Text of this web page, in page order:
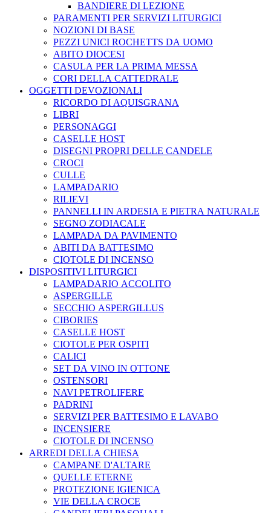
BANDIERE DI LEZIONE
PARAMENTI PER SERVIZI LITURGICI
NOZIONI DI BASE
PEZZI UNICI ROCHETTS DA UOMO
ABITO DIOCESI
CASULA PER LA PRIMA MESSA
CORI DELLA CATTEDRALE
OGGETTI DEVOZIONALI
RICORDO DI AQUISGRANA
LIBRI
PERSONAGGI
CASELLE HOST
DISEGNI PROPRI DELLE CANDELE
CROCI
CULLE
LAMPADARIO
RILIEVI
PANNELLI IN ARDESIA E PIETRA NATURALE
SEGNO ZODIACALE
LAMPADA DA PAVIMENTO
ABITI DA BATTESIMO
CIOTOLE DI INCENSO
DISPOSITIVI LITURGICI
LAMPADARIO ACCOLITO
ASPERGILLE
SECCHIO ASPERGILLUS
CIBORIES
CASELLE HOST
CIOTOLE PER OSPITI
CALICI
SET DA VINO IN OTTONE
OSTENSORI
NAVI PETROLIFERE
PADRINI
SERVIZI PER BATTESIMO E LAVABO
INCENSIERE
CIOTOLE DI INCENSO
ARREDI DELLA CHIESA
CAMPANE D'ALTARE
QUELLE ETERNE
PROTEZIONE IGIENICA
VIE DELLA CROCE